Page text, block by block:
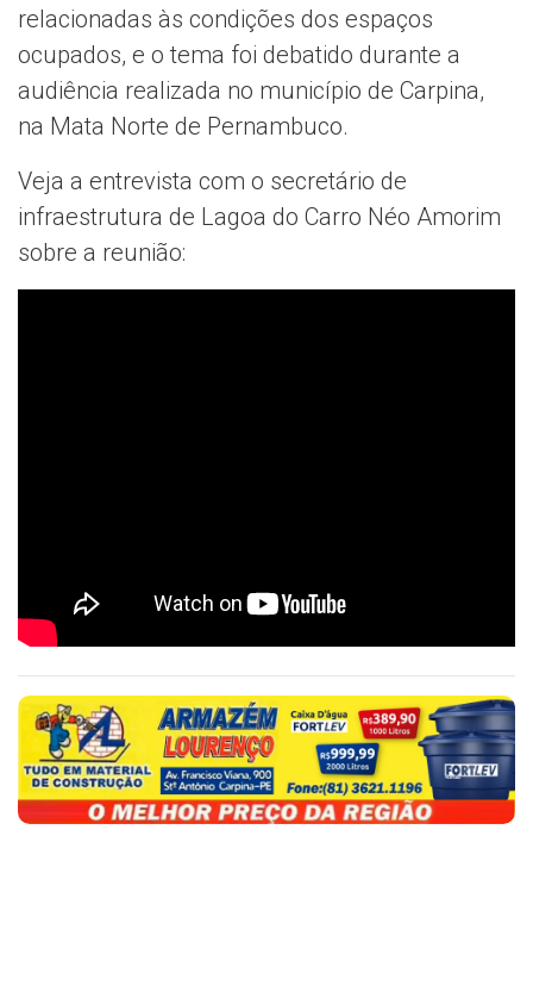
relacionadas às condições dos espaços
ocupados, e o tema foi debatido durante a
audiência realizada no município de Carpina,
na Mata Norte de Pernambuco.
Veja a entrevista com o secretário de
infraestrutura de Lagoa do Carro Néo Amorim
sobre a reunião: